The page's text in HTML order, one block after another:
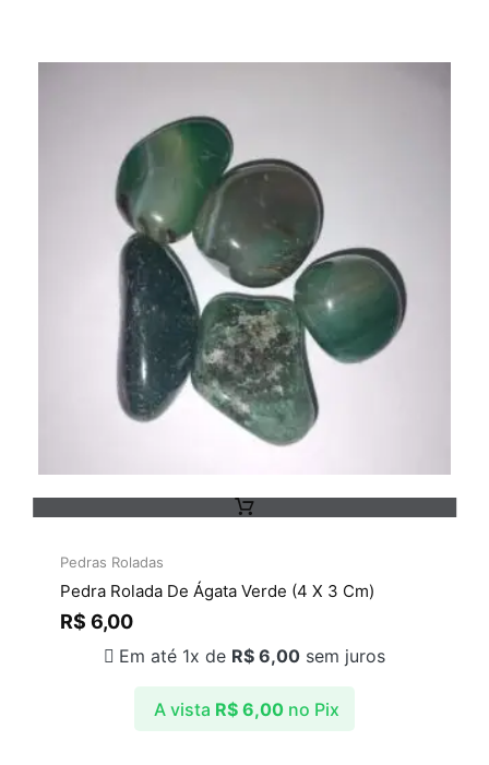
Pedras Roladas
Pedra Rolada De Ágata Verde (4 X 3 Cm)
R$ 6,00
A vista R$ 6,00 no Pix
Em até 1x de R$ 6,00 sem juros